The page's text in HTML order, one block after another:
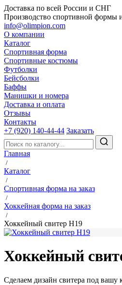
Доставка по всей России и СНГ
Производство спортивной формы
info@olimpion.com
О компании
Каталог
Спортивная форма
Спортивные костюмы
Футболки
Бейсболки
Баффы
Манишки и номера
Доставка и оплата
Отзывы
Контакты
+7 (920) 140-44-44 Заказать
Главная
/
Каталог
/
Спортивная форма на заказ
/
Хоккейная форма на заказ
/
Хоккейный свитер H19
Хоккейный
Сделаем дизайн свитера под вашу